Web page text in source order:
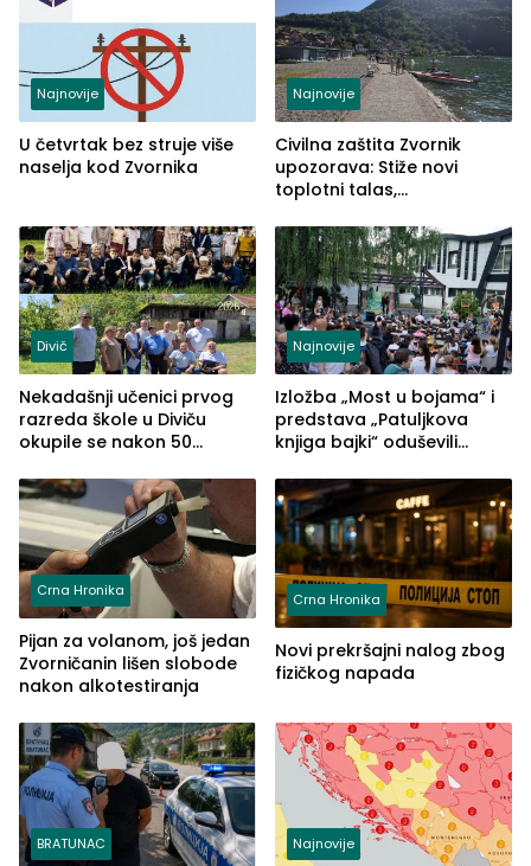
Najnovije
U četvrtak bez struje više
naselja kod Zvornika
Najnovije
Civilna zaštita Zvornik
upozorava: Stiže novi
toplotni talas,
Divič
Nekadašnji učenici prvog
razreda škole u Diviču
okupile se nakon 50
Pašić im održao čas
(FOTO)
Najnovije
Izložba „Most u bojama“ i
predstava „Patuljkova
knjiga bajki“ oduševili
Crna Hronika
Pijan za volanom, još jedan
Zvorničanin lišen slobode
nakon alkotestiranja
Crna Hronika
Novi prekršajni nalog zbog
fizičkog napada
BRATUNAC Najnovije